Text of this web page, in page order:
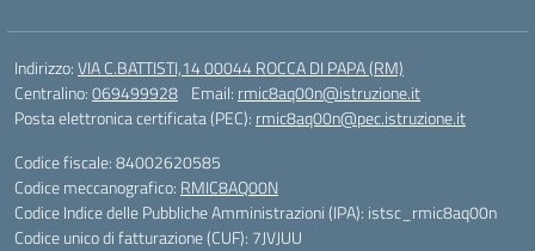
Indirizzo:VIA C.BATTISTI,14 00044 ROCCA DI PAPA (RM)
Centralino:069499928 Email: rmic8aq00n@istruzione.it
Posta elettronica certificata (PEC): rmic8aq00n@pec.istruzione.it
Codice fiscale: 84002620585
Codice meccanografico: RMIC8AQ00N
Codice Indice delle Pubbliche Amministrazioni (IPA): istsc_rmic8aq00n
Codice unico di fatturazione (CUF): 7JVJUU